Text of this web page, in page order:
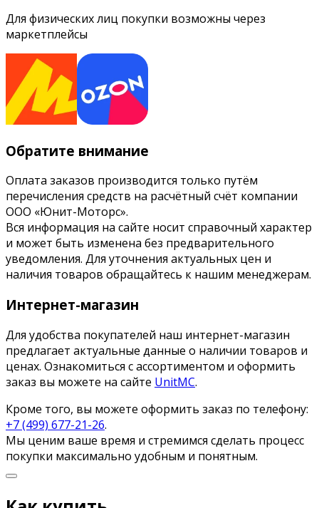
Для физических лиц покупки возможны через
маркетплейсы
Обратите внимание
Оплата заказов производится только путём
перечисления средств на расчётный счёт компании
ООО «Юнит-Моторс».
Вся информация на сайте носит справочный характер
и может быть изменена без предварительного
уведомления. Для уточнения актуальных цен и
наличия товаров обращайтесь к нашим менеджерам.
Интернет-магазин
Для удобства покупателей наш интернет-магазин
предлагает актуальные данные о наличии товаров и
ценах. Ознакомиться с ассортиментом и оформить
заказ вы можете на сайте UnitMC.
Кроме того, вы можете оформить заказ по телефону:
+7 (499) 677-21-26.
Мы ценим ваше время и стремимся сделать процесс
покупки максимально удобным и понятным.